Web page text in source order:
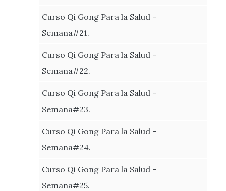
Curso Qi Gong Para la Salud –
Semana#21.
Curso Qi Gong Para la Salud –
Semana#22.
Curso Qi Gong Para la Salud –
Semana#23.
Curso Qi Gong Para la Salud –
Semana#24.
Curso Qi Gong Para la Salud –
Semana#25.